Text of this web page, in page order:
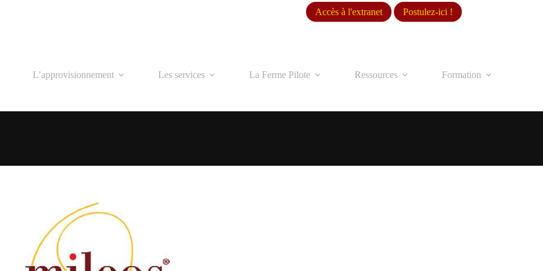
Accès à l'extranet Postulez-ici !
L’approvisionnement Les services La Ferme Pilote Ressources Formation